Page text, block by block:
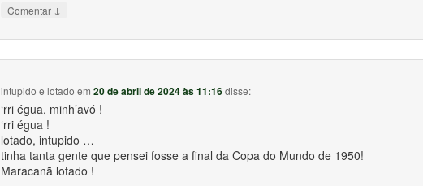
Comentar ↓
intupido e lotado em20 de abril de 2024 às 11:16disse:
‘rri égua, minh’avó !
‘rri égua !
lotado, intupido …
tinha tanta gente que pensei fosse a final da Copa do Mundo de 1950!
Maracanã lotado !